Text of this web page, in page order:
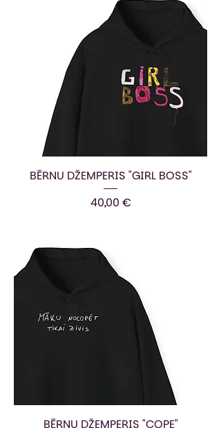
BĒRNU DŽEMPERIS "GIRL BOSS"
Cena
40,00 €
BĒRNU DŽEMPERIS "COPE"